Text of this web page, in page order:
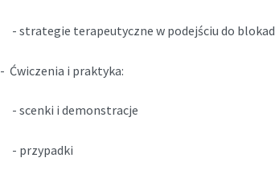
- strategie terapeutyczne w podejściu do blokad
- Ćwiczenia i praktyka:
- scenki i demonstracje
- przypadki